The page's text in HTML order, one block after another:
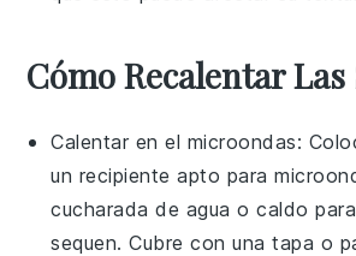
Cómo Recalentar Las
Calentar en el microondas:
un recipiente apto para
cucharada de agua ocaldo
sequen. Cubre con una tapa o